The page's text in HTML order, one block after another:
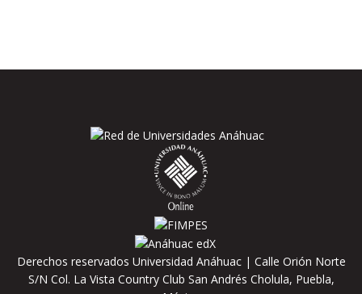
Derechos reservados Universidad Anáhuac | Calle Orión Norte
S/N Col. La Vista Country Club San Andrés Cholula, Puebla,